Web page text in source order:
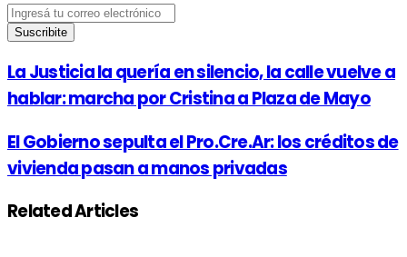
Ingresá
tu
correo
La Justicia la quería en silencio, la calle vuelve a
hablar: marcha por Cristina a Plaza de Mayo
El Gobierno sepulta el Pro.Cre.Ar: los créditos de
vivienda pasan a manos privadas
Related Articles